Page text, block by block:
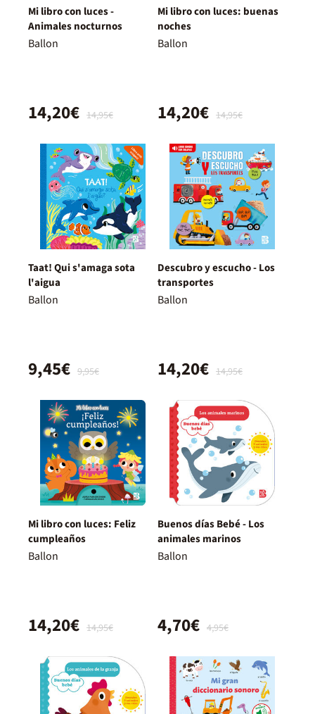
Mi libro con luces -
Animales nocturnos
Ballon
14,95€
14,20€
Mi libro con luces: buenas
noches
Ballon
14,95€
14,20€
Taat! Qui s'amaga sota
l'aigua
Ballon
9,95€
9,45€
Descubro y escucho - Los
transportes
Ballon
14,95€
14,20€
Mi libro con luces: Feliz
cumpleaños
Ballon
14,95€
14,20€
Buenos días Bebé - Los
animales marinos
Ballon
4,95€
4,70€